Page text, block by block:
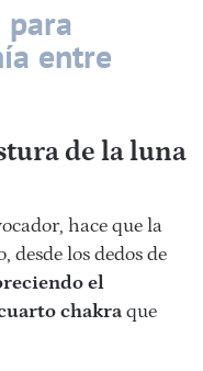
para
entre
de la luna
hace que la
desde los dedos de
el
chakra que